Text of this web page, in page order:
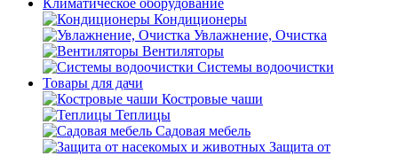
Климатическое оборудование
Кондиционеры
Увлажнение, Очистка
Вентиляторы
Системы водоочистки
Товары для дачи
Костровые чаши
Теплицы
Садовая мебель
Защита от